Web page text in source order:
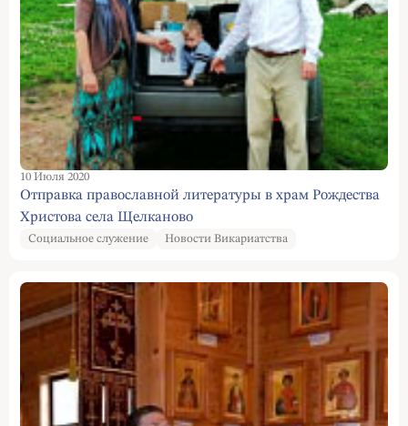
10 Июля 2020
Отправка православной литературы в храм Рождества
Христова села Щелканово
Социальное служение Новости Викариатства